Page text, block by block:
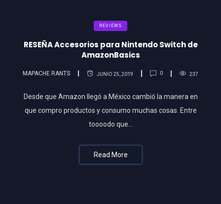
REVIEWS
RESEÑA Accesorios para Nintendo Switch de
AmazonBasics
MAPACHE RANTS JUNIO 25, 2019 0 237
Desde que Amazon llegó a México cambió la manera en
que compro productos y consumo muchas cosas. Entre
toooodo que…
Read More